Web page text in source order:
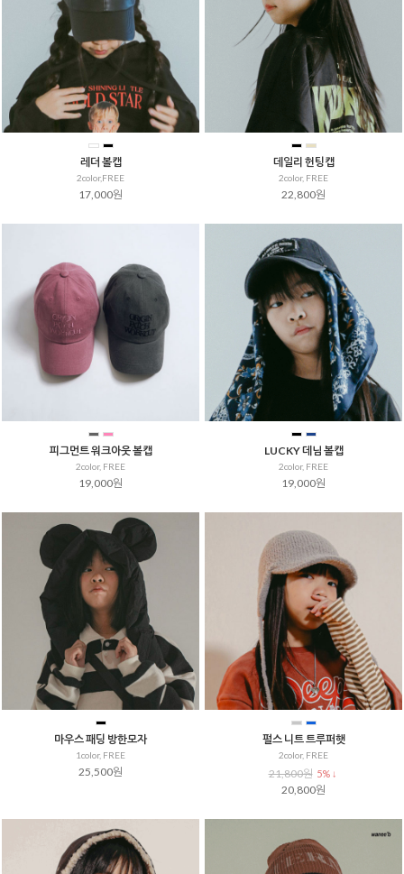
레더 볼캡
2color,FREE
17,000원
데일리 헌팅캡
2color, FREE
22,800원
피그먼트 워크아웃 볼캡
2color, FREE
19,000원
LUCKY 데님 볼캡
2color, FREE
19,000원
마우스 패딩 방한모자
1color, FREE
25,500원
펄스 니트 트루퍼햇
2color, FREE
21,800원 5% ↓
20,800원